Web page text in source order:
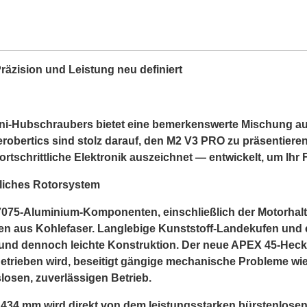
und Leistung neu definiert
Hubschraubers bietet eine bemerkenswerte Mischung
sind stolz darauf, den M2 V3 PRO zu
Elektronik auszeichnet — entwickelt, um Ihr
Rotorsystem
Aluminium-Komponenten, einschließlich der
aus Kohlefaser. Langlebige Kunststoff-Landekufen
dennoch leichte Konstruktion. Der neue APEX 45-
wird, beseitigt gängige mechanische Probleme
zuverlässigen Betrieb.